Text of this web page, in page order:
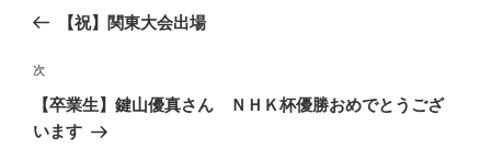
ビ
ゲ
ー
の
稿
【祝】関東大会出場
次
の
投
次
【卒業生】鍵山優真さん ＮＨＫ杯優勝おめでとうござ
います